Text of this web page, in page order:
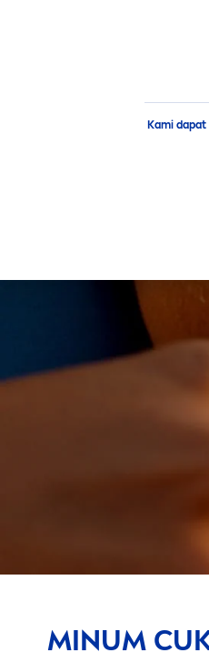
Kami
MINUM